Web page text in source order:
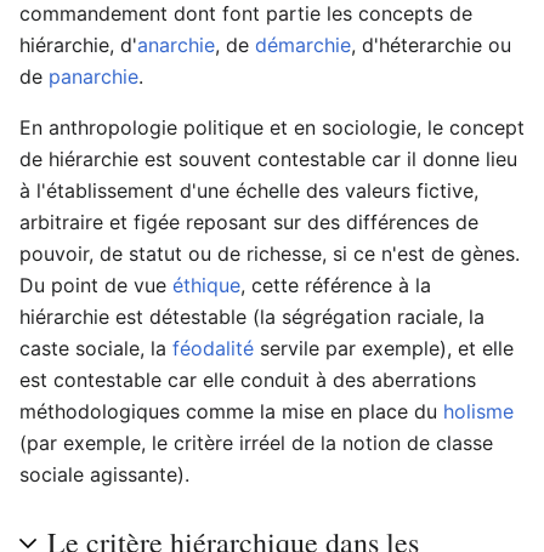
commandement dont font partie les concepts de
hiérarchie, d'anarchie, de démarchie, d'héterarchie ou
de panarchie.
En anthropologie politique et en sociologie, le concept
de hiérarchie est souvent contestable car il donne lieu
à l'établissement d'une échelle des valeurs fictive,
arbitraire et figée reposant sur des différences de
pouvoir, de statut ou de richesse, si ce n'est de gènes.
Du point de vue éthique, cette référence à la
hiérarchie est détestable (la ségrégation raciale, la
caste sociale, la féodalité servile par exemple), et elle
est contestable car elle conduit à des aberrations
méthodologiques comme la mise en place du holisme
(par exemple, le critère irréel de la notion de classe
sociale agissante).
Le critère hiérarchique dans les